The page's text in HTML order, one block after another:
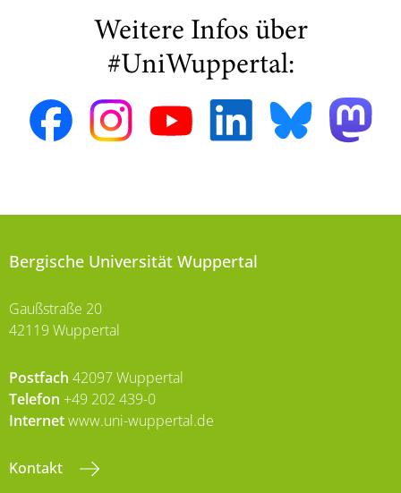
Weitere Infos über
#UniWuppertal:
Bergische Universität Wuppertal
Gaußstraße 20
42119 Wuppertal
Postfach 42097 Wuppertal
Telefon +49 202 439-0
Internetwww.uni-wuppertal.de
Kontakt